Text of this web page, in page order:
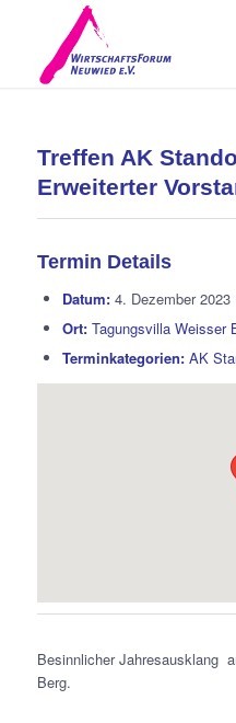
Treffen AK
Erweiterter
Termin Details
Datum: 4. Dezember 2023
Ort: Tagungsvilla Weisser
Terminkategorien: AK
Besinnlicher Jahresausklang
Berg.